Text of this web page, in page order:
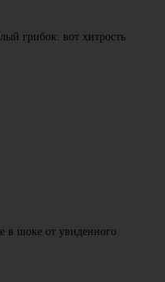
грибок: вот хитрость
в шоке от увиденного